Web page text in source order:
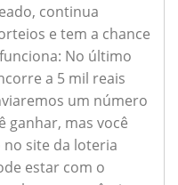
continua
e tem a chance
No último
a 5 mil reais
um número
ganhar, mas você
site da loteria
estar com o